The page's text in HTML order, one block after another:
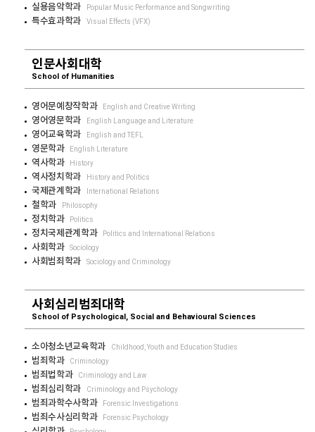
실용음악학과 Popular Music Performance and Songwriting
특수효과학과 Visual Effects (VFX)
인문사회대학
School of Humanities
영어문예창작학과 English and Creative Writing
영어영문학과 English Language and Literature
영어교육학과 English and TEFL
영문학과 English Literature
역사학과 History
역사정치학과 History and Politics
국제관계학과 International Relations
철학과 Philosophy
정치학과 Politics
정치국제관계학과 Politics and International Relations
사회학과 Sociology
사회범죄학과 Sociology and Criminology
사회심리범죄대학
School of Psychological, Social and Behavioural Sciences
소아청소년교육학과 Childhood, Youth and Education Studies
범죄학과 Criminology
범죄법학과 Criminology and Law
범죄심리학과 Criminology and Psychology
범죄과학수사학과 Forensic Investigations
범죄수사심리학과 Forensic Psychology